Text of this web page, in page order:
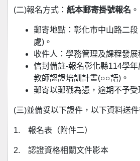
(二)報名方式： 紙本郵寄掛號報名 。
郵寄地點：彰化市中山路二段
處)。
收件人：學務管理及課程發展
信封備註-報名彰化縣114學
教師認證培訓計畫(○○語)。
郵寄以郵戳為憑，逾期不予受
(三)並備妥以下證件，以下資料送件
1. 報名表（附件二）
2. 認證資格相關文件影本